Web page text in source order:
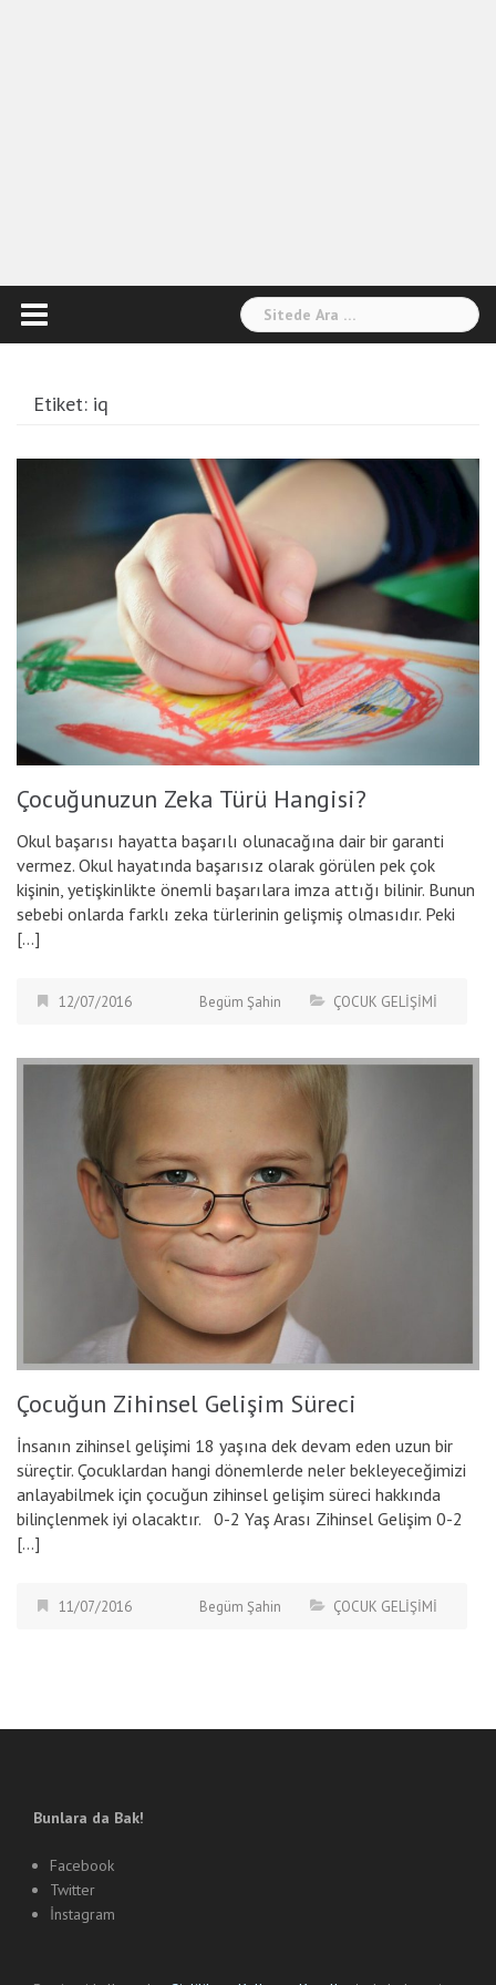
Arama:
Etiket: iq
Çocuğunuzun Zeka Türü Hangisi?
Okul başarısı hayatta başarılı olunacağına dair bir garanti
vermez. Okul hayatında başarısız olarak görülen pek çok
kişinin, yetişkinlikte önemli başarılara imza attığı bilinir. Bunun
sebebi onlarda farklı zeka türlerinin gelişmiş olmasıdır. Peki
[…]
12/07/2016 Begüm Şahin ÇOCUK GELİŞİMİ
Çocuğun Zihinsel Gelişim Süreci
İnsanın zihinsel gelişimi 18 yaşına dek devam eden uzun bir
süreçtir. Çocuklardan hangi dönemlerde neler bekleyeceğimizi
anlayabilmek için çocuğun zihinsel gelişim süreci hakkında
bilinçlenmek iyi olacaktır. 0-2 Yaş Arası Zihinsel Gelişim 0-2
[…]
11/07/2016 Begüm Şahin ÇOCUK GELİŞİMİ
Bunlara da Bak!
Facebook
Twitter
İnstagram